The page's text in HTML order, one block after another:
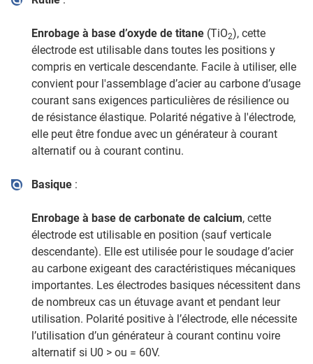
Enrobage à base d’oxyde de titane (TiO2), cette
électrode est utilisable dans toutes les positions y
compris en verticale descendante. Facile à utiliser, elle
convient pour l'assemblage d’acier au carbone d’usage
courant sans exigences particulières de résilience ou
de résistance élastique. Polarité négative à l'électrode,
elle peut être fondue avec un générateur à courant
alternatif ou à courant continu.
Basique :
Enrobage à base de carbonate de calcium, cette
électrode est utilisable en position (sauf verticale
descendante). Elle est utilisée pour le soudage d’acier
au carbone exigeant des caractéristiques mécaniques
importantes. Les électrodes basiques nécessitent dans
de nombreux cas un étuvage avant et pendant leur
utilisation. Polarité positive à l’électrode, elle nécessite
l’utilisation d’un générateur à courant continu voire
alternatif si U0 > ou = 60V.